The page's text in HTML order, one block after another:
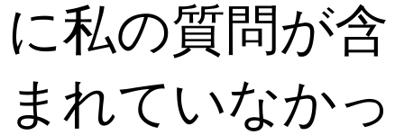
に私の質問が含
まれていなかっ